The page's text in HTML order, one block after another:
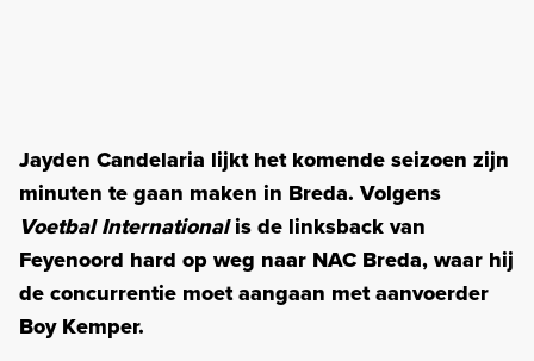
Jayden Candelaria lijkt het komende seizoen zijn
minuten te gaan maken in Breda. Volgens
Voetbal Internationalis de linksback van
Feyenoord hard op weg naar NAC Breda, waar hij
de concurrentie moet aangaan met aanvoerder
Boy Kemper.